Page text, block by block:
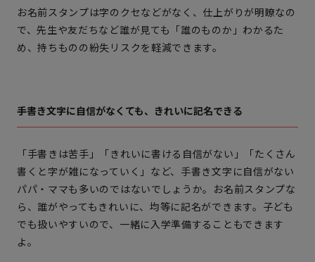
お名前スタンプは字のクセなどがなく、仕上がりが明瞭なの
で、先生や友だちなど誰が見ても「誰のものか」わかるた
め、持ちものの紛失リスクを軽減できます。
手書き文字に自信がなくても、きれいに記名できる
「手書きは苦手」「きれいに書ける自信がない」「たくさん
書くと字が雑になっていく」など、手書き文字に自信がない
パパ・ママも多いのではないでしょうか。お名前スタンプな
ら、誰がやってもきれいに、均等に記名ができます。子ども
でも扱いやすいので、一緒に入学準備することもできます
よ。